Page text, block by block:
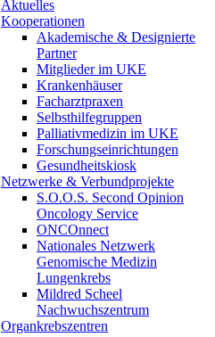
Aktuelles
Kooperationen
Akademische & Designierte
Partner
Mitglieder im UKE
Krankenhäuser
Facharztpraxen
Selbsthilfegruppen
Palliativmedizin im UKE
Forschungseinrichtungen
Gesundheitskiosk
Netzwerke & Verbundprojekte
S.O.O.S. Second Opinion
Oncology Service
ONCOnnect
Nationales Netzwerk
Genomische Medizin
Lungenkrebs
Mildred Scheel
Nachwuchszentrum
Organkrebszentren